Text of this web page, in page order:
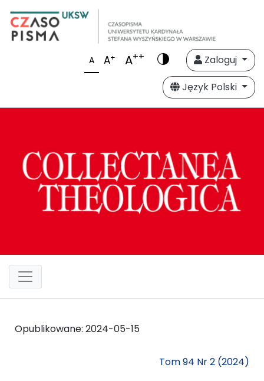
A A+ A++
Zaloguj
Język Polski
Opublikowane: 2024-05-15
Tom 94 Nr 2 (2024)